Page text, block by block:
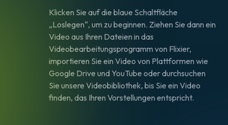
Klicken Sie auf die blaue Schaltfläche
„Loslegen“, um zu beginnen. Ziehen Sie dann ein
Video aus Ihren Dateien in das
Videobearbeitungsprogramm von Flixier,
importieren Sie ein Video von Plattformen wie
Google Drive und YouTube oder durchsuchen
Sie unsere Videobibliothek, bis Sie ein Video
finden, das Ihren Vorstellungen entspricht.